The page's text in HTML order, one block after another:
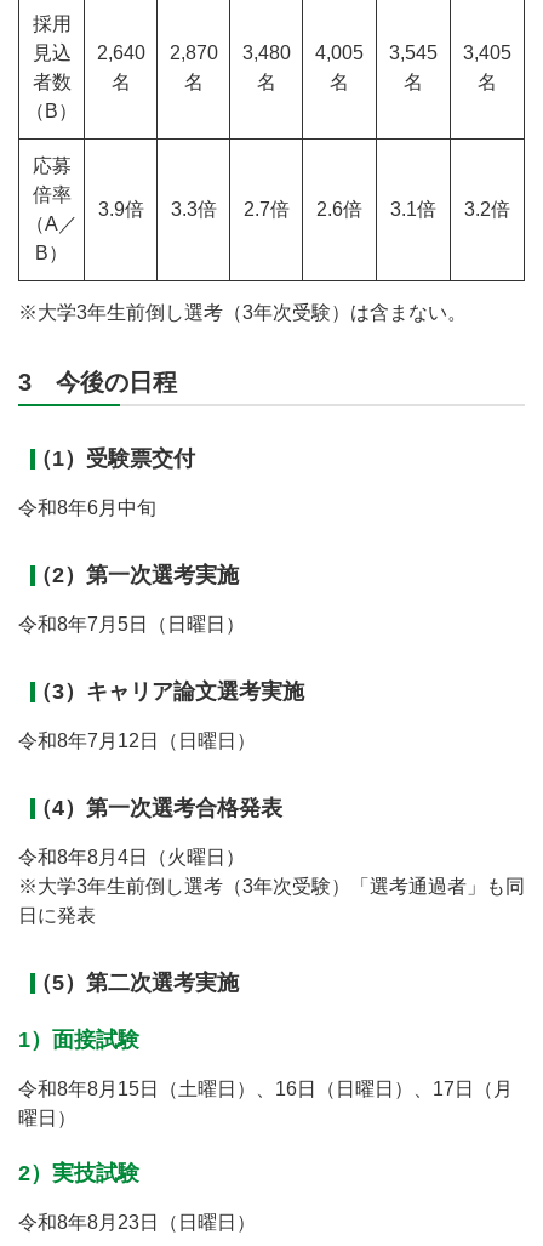
採用
見込
者数
（B）
2,640
名
2,870
名
3,480
名
4,005
名
3,545
名
3,405
名
応募
倍率
（A／
B）
3.9倍 3.3倍 2.7倍 2.6倍 3.1倍 3.2倍
※大学3年生前倒し選考（3年次受験）は含まない。
3 今後の日程
（1）受験票交付
令和8年6月中旬
（2）第一次選考実施
令和8年7月5日（日曜日）
（3）キャリア論文選考実施
令和8年7月12日（日曜日）
（4）第一次選考合格発表
令和8年8月4日（火曜日）
※大学3年生前倒し選考（3年次受験）「選考通過者」も同
日に発表
（5）第二次選考実施
1）面接試験
令和8年8月15日（土曜日）、16日（日曜日）、17日（月
曜日）
2）実技試験
令和8年8月23日（日曜日）